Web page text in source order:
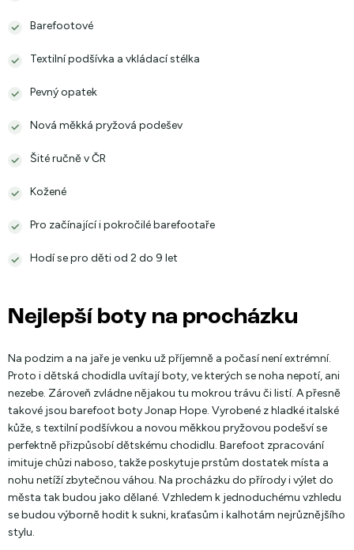
Barefootové
Textilní podšívka a vkládací stélka
Pevný opatek
Nová měkká pryžová podešev
Šité ručně v ČR
Kožené
Pro začínající i pokročilé barefootaře
Hodí se pro děti od 2 do 9 let
Nejlepší boty na procházku
Na podzim a na jaře je venku už příjemně a počasí není extrémní.
Proto i dětská chodidla uvítají boty, ve kterých se noha nepotí, ani
nezebe. Zároveň zvládne nějakou tu mokrou trávu či listí. A přesně
takové jsou barefoot boty Jonap Hope. Vyrobené z hladké italské
kůže, s textilní podšívkou a novou měkkou pryžovou podešví se
perfektně přizpůsobí dětskému chodidlu. Barefoot zpracování
imituje chůzi naboso, takže poskytuje prstům dostatek místa a
nohu netíží zbytečnou váhou. Na procházku do přírody i výlet do
města tak budou jako dělané. Vzhledem k jednoduchému vzhledu
se budou výborně hodit k sukni, kraťasům i kalhotám nejrůznějšího
stylu.